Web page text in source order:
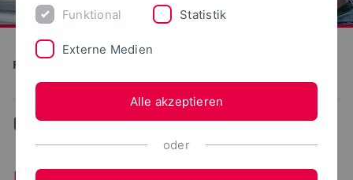
Produktion und Technik
... Lehrbeauftragte
Funktional Statistik
Externe Medien
Alle akzeptieren
oder